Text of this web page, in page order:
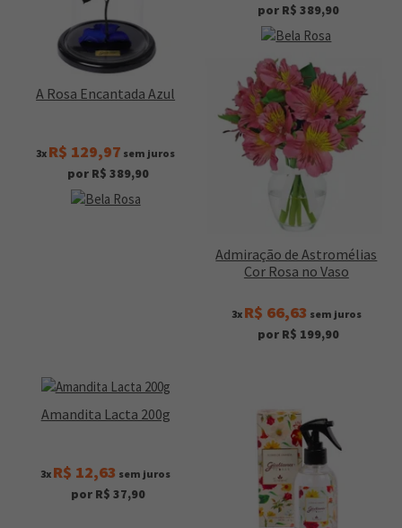
A Rosa Encantada Azul
3x R$ 129,97 sem juros
por R$ 389,90
por R$ 389,90
Admiração de Astromélias
Cor Rosa no Vaso
3x R$ 66,63 sem juros
por R$ 199,90
Amandita Lacta 200g
3x R$ 12,63 sem juros
por R$ 37,90